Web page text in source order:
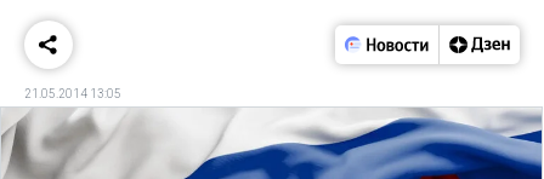
21.05.2014 13:05